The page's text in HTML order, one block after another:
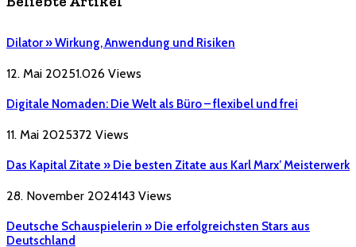
Dilator » Wirkung, Anwendung und Risiken
12. Mai 20251.026 Views
Digitale Nomaden: Die Welt als Büro – flexibel und frei
11. Mai 2025372 Views
Das Kapital Zitate » Die besten Zitate aus Karl Marx’ Meisterwerk
28. November 2024143 Views
Deutsche Schauspielerin » Die erfolgreichsten Stars aus
Deutschland